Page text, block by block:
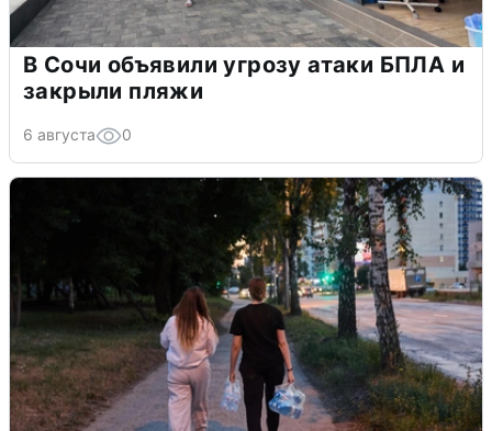
В Сочи объявили угрозу атаки БПЛА и
закрыли пляжи
6 августа 0